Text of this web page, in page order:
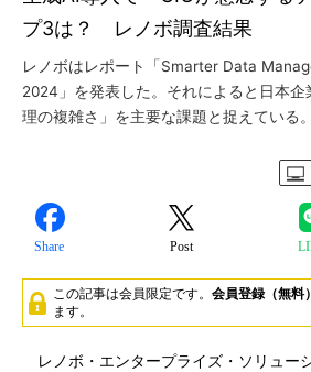
プ3は？ レノボ調査結果
レノボはレポート「Smarter Data
2024」を発表した。それによると日本
理の複雑さ」を主要な課題と捉えている。
Share Post
この記事は会員限定です。 会員登録（無料）
ます。
レノボ・エンタープライズ・ソリュー